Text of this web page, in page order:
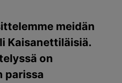
meidän
Kaisanettiläisiä.
on
parissa